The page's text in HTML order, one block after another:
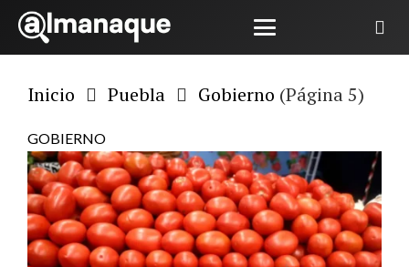
Inicio Puebla Gobierno (Página 5)
GOBIERNO